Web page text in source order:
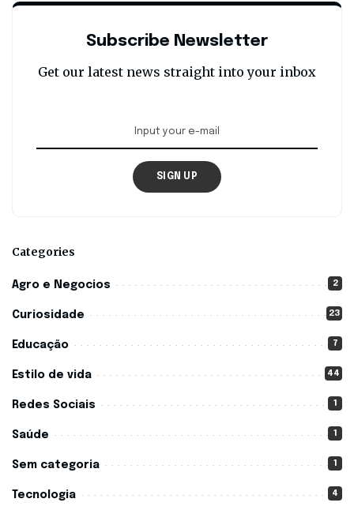
Subscribe Newsletter
Get our latest news straight into your inbox
SIGN UP
Categories
Agro e Negocios 2
Curiosidade 23
Educação 7
Estilo de vida 44
Redes Sociais 1
Saúde 1
Sem categoria 1
Tecnologia 4